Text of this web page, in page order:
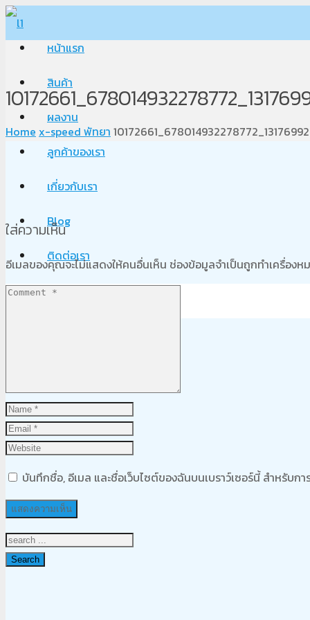
หน้าแรก
สินค้า
ผลงาน
ลูกค้าของเรา
เกี่ยวกับเรา
Blog
ติดต่อเรา
Home x-speed พัทยา
ใส่ความเห็น
อีเมลของคุณจะไม่แสดงให้คนอื่นเห็น ช่องข้อมูลจำเป็นถูกทำเครื่องห
บันทึกชื่อ, อีเมล และชื่อเว็บไซต์ของฉันบนเบราว์เซอร์นี้ สำหรับก
Search